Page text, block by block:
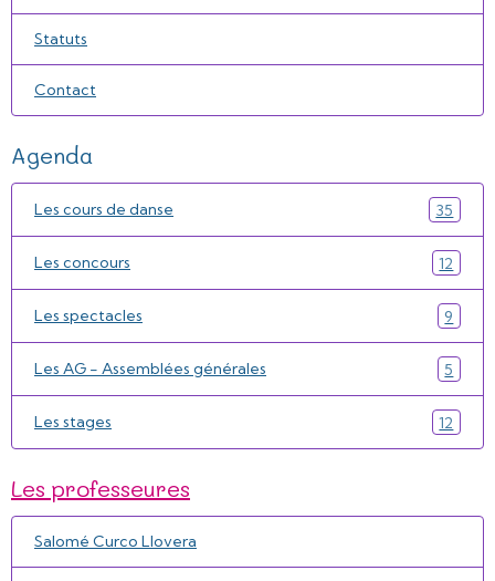
Statuts
Contact
Agenda
Les cours de danse 35
Les concours 12
Les spectacles 9
Les AG - Assemblées générales 5
Les stages 12
Les professeures
Salomé Curco Llovera